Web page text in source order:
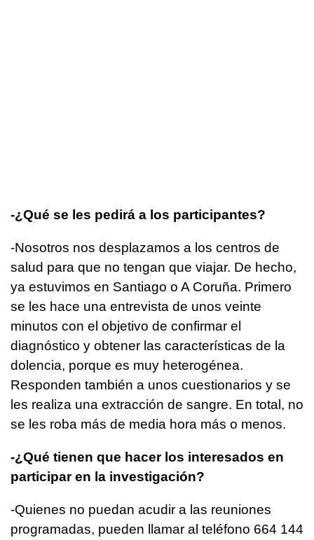
-¿Qué se les pedirá a los participantes?
-Nosotros nos desplazamos a los centros de
salud para que no tengan que viajar. De hecho,
ya estuvimos en Santiago o A Coruña. Primero
se les hace una entrevista de unos veinte
minutos con el objetivo de confirmar el
diagnóstico y obtener las características de la
dolencia, porque es muy heterogénea.
Responden también a unos cuestionarios y se
les realiza una extracción de sangre. En total, no
se les roba más de media hora más o menos.
-¿Qué tienen que hacer los interesados en
participar en la investigación?
-Quienes no puedan acudir a las reuniones
programadas, pueden llamar al teléfono 664 144